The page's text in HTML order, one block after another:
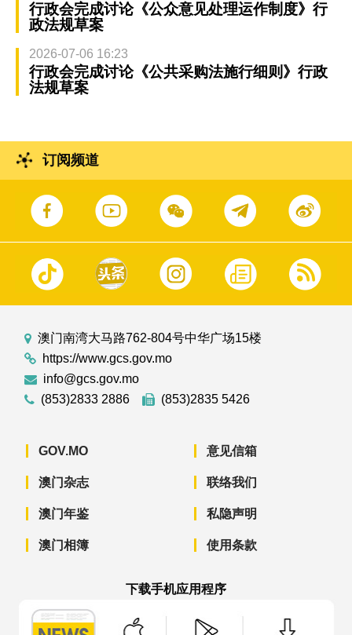
行政会完成讨论《公众意见处理运作制度》行
政法规草案
2026-07-06 16:23
行政会完成讨论《公共采购法施行细则》行政
法规草案
订阅频道
澳门南湾大马路762-804号中华广场15楼
https://www.gcs.gov.mo
info@gcs.gov.mo
(853)2833 2886
(853)2835 5426
GOV.MO
澳门杂志
澳门年鉴
澳门相簿
意见信箱
联络我们
私隐声明
使用条款
下载手机应用程序